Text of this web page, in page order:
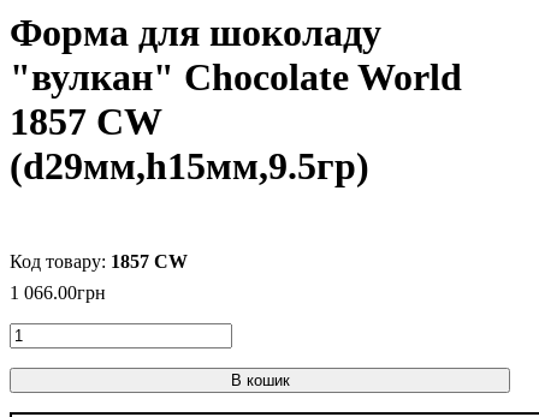
Форма для шоколаду
"вулкан" Chocolate World
1857 CW
(d29мм,h15мм,9.5гр)
1857 CW
1 066.00грн
В кошик